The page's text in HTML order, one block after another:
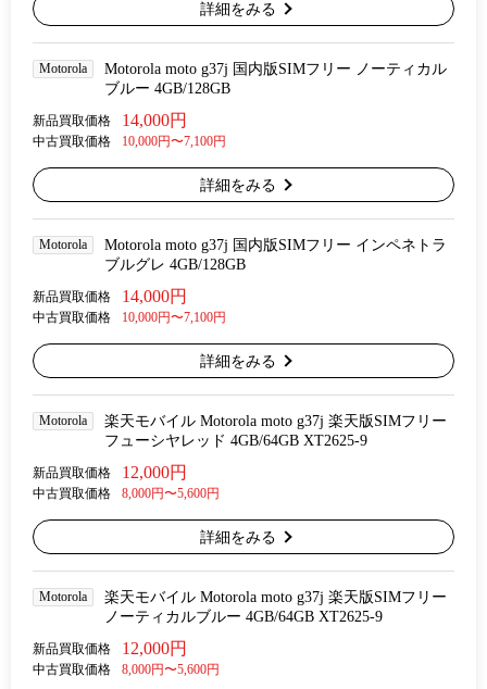
詳細をみる
Motorola
Motorola moto g37j 国内版SIMフリー ノーティカル
ブルー 4GB/128GB
新品買取価格 14,000円
中古買取価格 10,000円〜7,100円
詳細をみる
Motorola
Motorola moto g37j 国内版SIMフリー インペネトラ
ブルグレ 4GB/128GB
新品買取価格 14,000円
中古買取価格 10,000円〜7,100円
詳細をみる
Motorola
楽天モバイル Motorola moto g37j 楽天版SIMフリー
フューシヤレッド 4GB/64GB XT2625-9
新品買取価格 12,000円
中古買取価格 8,000円〜5,600円
詳細をみる
Motorola
楽天モバイル Motorola moto g37j 楽天版SIMフリー
ノーティカルブルー 4GB/64GB XT2625-9
新品買取価格 12,000円
中古買取価格 8,000円〜5,600円